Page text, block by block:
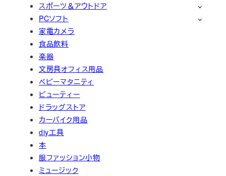
スポーツ＆アウトドア
PCソフト
家電カメラ
食品飲料
楽器
文房具オフィス用品
ベビーマタニティ
ビューティー
ドラッグストア
カーバイク用品
diy工具
本
服ファッション小物
ミュージック